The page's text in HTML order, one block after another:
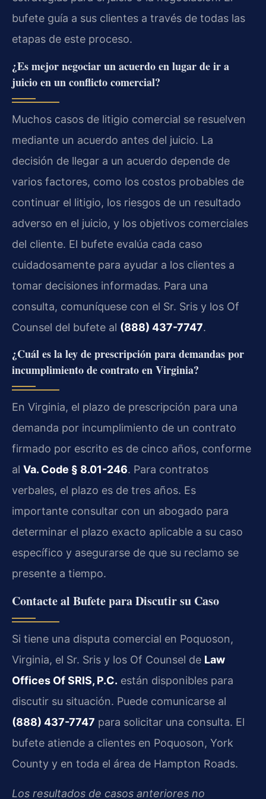
bufete guía a sus clientes a través de todas las
etapas de este proceso.
¿Es mejor negociar un acuerdo en lugar de ir a
juicio en un conflicto comercial?
Muchos casos de litigio comercial se resuelven
mediante un acuerdo antes del juicio. La
decisión de llegar a un acuerdo depende de
varios factores, como los costos probables de
continuar el litigio, los riesgos de un resultado
adverso en el juicio, y los objetivos comerciales
del cliente. El bufete evalúa cada caso
cuidadosamente para ayudar a los clientes a
tomar decisiones informadas. Para una
consulta, comuníquese con el Sr. Sris y los Of
Counsel del bufete al (888) 437-7747.
¿Cuál es la ley de prescripción para demandas por
incumplimiento de contrato en Virginia?
En Virginia, el plazo de prescripción para una
demanda por incumplimiento de un contrato
firmado por escrito es de cinco años, conforme
al Va. Code § 8.01-246. Para contratos
verbales, el plazo es de tres años. Es
importante consultar con un abogado para
determinar el plazo exacto aplicable a su caso
específico y asegurarse de que su reclamo se
presente a tiempo.
Contacte al Bufete para Discutir su Caso
Si tiene una disputa comercial en Poquoson,
Virginia, el Sr. Sris y los Of Counsel de Law
Offices Of SRIS, P.C. están disponibles para
discutir su situación. Puede comunicarse al
(888) 437-7747 para solicitar una consulta. El
bufete atiende a clientes en Poquoson, York
County y en toda el área de Hampton Roads.
Los resultados de casos anteriores no